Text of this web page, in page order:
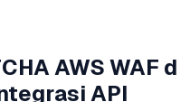
AWS WAF d
API